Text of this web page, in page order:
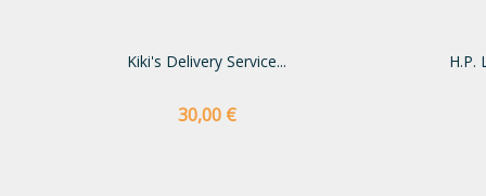
Kiki's Delivery Service...
Preço
30,00 €
H.P.